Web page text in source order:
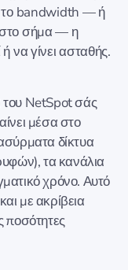
το bandwidth — ή
στο σήμα — η
να γίνει ασταθής.
του NetSpot σάς
μέσα στο
δίκτυα
τα κανάλια
χρόνο. Αυτό
με ακρίβεια